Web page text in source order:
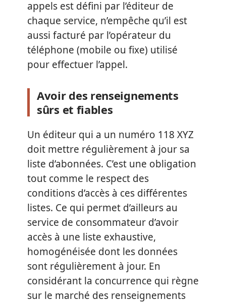
appels est défini par l’éditeur de
chaque service, n’empêche qu’il est
aussi facturé par l’opérateur du
téléphone (mobile ou fixe) utilisé
pour effectuer l’appel.
Avoir des renseignements
sûrs et fiables
Un éditeur qui a un numéro 118 XYZ
doit mettre régulièrement à jour sa
liste d’abonnées. C’est une obligation
tout comme le respect des
conditions d’accès à ces différentes
listes. Ce qui permet d’ailleurs au
service de consommateur d’avoir
accès à une liste exhaustive,
homogénéisée dont les données
sont régulièrement à jour. En
considérant la concurrence qui règne
sur le marché des renseignements